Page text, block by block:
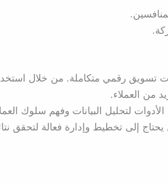
تسويق رقمي متكاملة. من خلال
من العملاء.
لتحليل البيانات وفهم سلوك
إلى تخطيط وإدارة فعالة لتحقق